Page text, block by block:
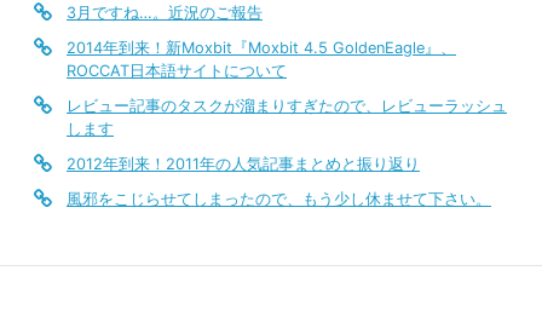
3月ですね…。近況のご報告
2014年到来！新Moxbit『Moxbit 4.5 GoldenEagle』、
ROCCAT日本語サイトについて
レビュー記事のタスクが溜まりすぎたので、レビューラッシュ
します
2012年到来！2011年の人気記事まとめと振り返り
風邪をこじらせてしまったので、もう少し休ませて下さい。